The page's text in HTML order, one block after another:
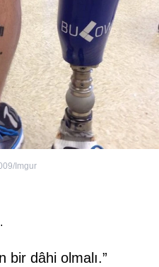
Imgur
bir dâhi olmalı.”